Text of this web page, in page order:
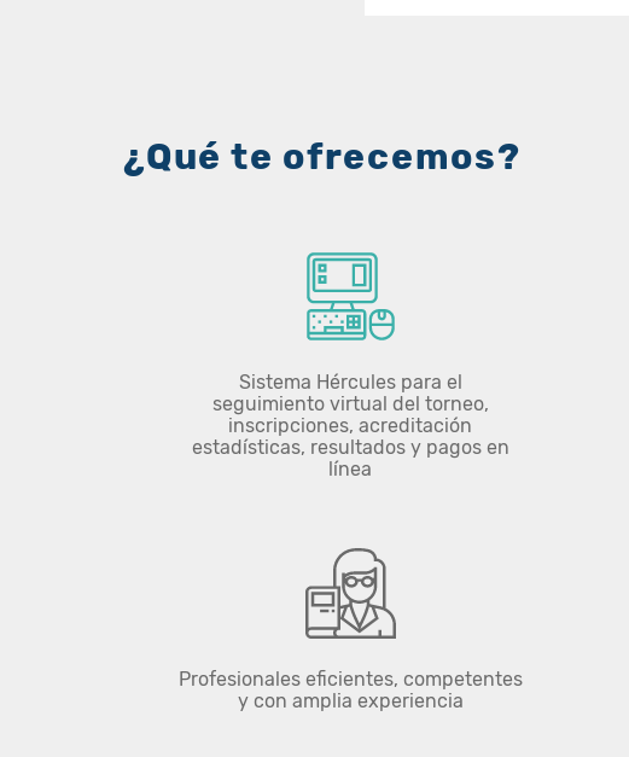
¿Qué te ofrecemos?
Sistema Hércules para el
seguimiento virtual del torneo,
inscripciones, acreditación
estadísticas, resultados y pagos en
línea​
Profesionales eficientes, competentes
y con amplia experiencia